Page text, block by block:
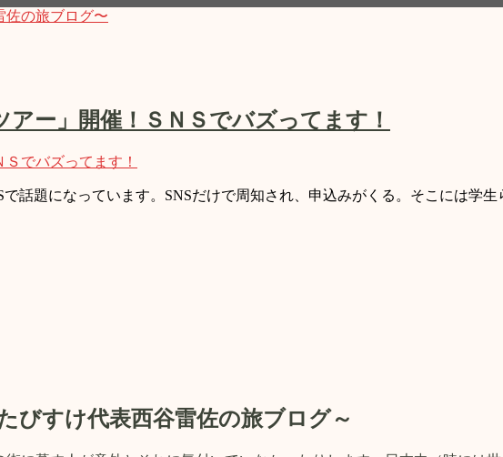
す！
ー」開催！ＳＮＳでバズってます！
話題になっています。SNSだけで周知され、申込みがくる。そこには学
びすけ代表西谷雷佐の旅ブログ～